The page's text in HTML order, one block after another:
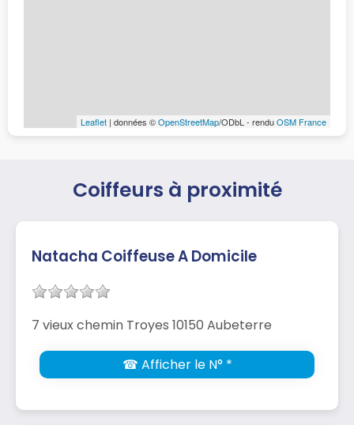
Leaflet | données ©OpenStreetMap/ODbL - renduOSM France
Coiffeurs à proximité
Natacha Coiffeuse A Domicile
7 vieux chemin Troyes 10150 Aubeterre
☎ Afficher le N° *